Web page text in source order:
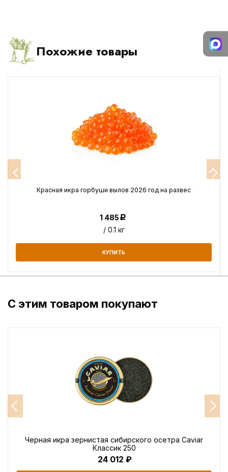
Похожие товары
Красная икра горбуши вылов 2026 год на развес
1 485Р
/ 0.1 кг
КУПИТЬ
С этим товаром покупают
Черная икра зернистая сибирского осетра Caviar
Классик 250
24 012